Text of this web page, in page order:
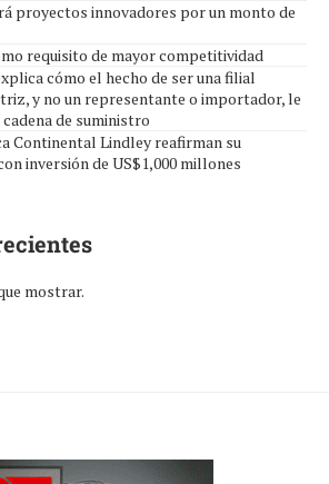
proyectos innovadores por un monto de
requisito de mayor competitividad
cómo el hecho de ser una filial
y no un representante o importador, le
de suministro
Continental Lindley reafirman su
inversión de US$1,000 millones
mostrar.